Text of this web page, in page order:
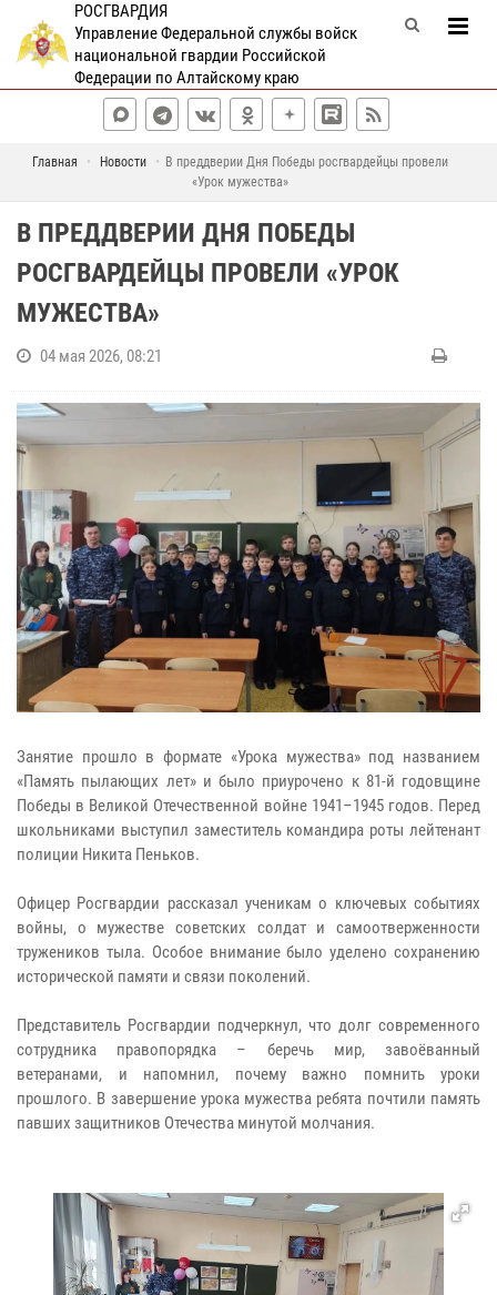
РОСГВАРДИЯ
Управление Федеральной службы войск
национальной гвардии Российской
Федерации по Алтайскому краю
Главная Новости
В преддверии Дня Победы росгвардейцы провели
«Урок мужества»
В ПРЕДДВЕРИИ ДНЯ ПОБЕДЫ
РОСГВАРДЕЙЦЫ ПРОВЕЛИ «УРОК
МУЖЕСТВА»
04 мая 2026, 08:21
Занятие прошло в формате «Урока мужества» под названием
«Память пылающих лет» и было приурочено к 81-й годовщине
Победы в Великой Отечественной войне 1941–1945 годов. Перед
школьниками выступил заместитель командира роты лейтенант
полиции Никита Пеньков.
Офицер Росгвардии рассказал ученикам о ключевых событиях
войны, о мужестве советских солдат и самоотверженности
тружеников тыла. Особое внимание было уделено сохранению
исторической памяти и связи поколений.
Представитель Росгвардии подчеркнул, что долг современного
сотрудника правопорядка – беречь мир, завоёванный
ветеранами, и напомнил, почему важно помнить уроки
прошлого. В завершение урока мужества ребята почтили память
павших защитников Отечества минутой молчания.